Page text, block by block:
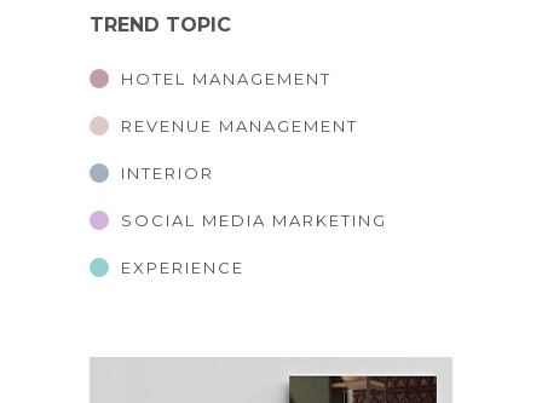
TREND TOPIC
HOTEL MANAGEMENT
REVENUE MANAGEMENT
INTERIOR
SOCIAL MEDIA MARKETING
EXPERIENCE